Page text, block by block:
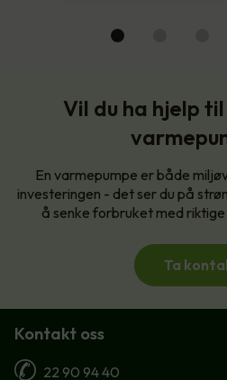
Vil du ha hjelp
En varmepumpe er både
investeringen - det ser du på
å senke forbruket med
Ta
Kontakt oss
22 90 94 40